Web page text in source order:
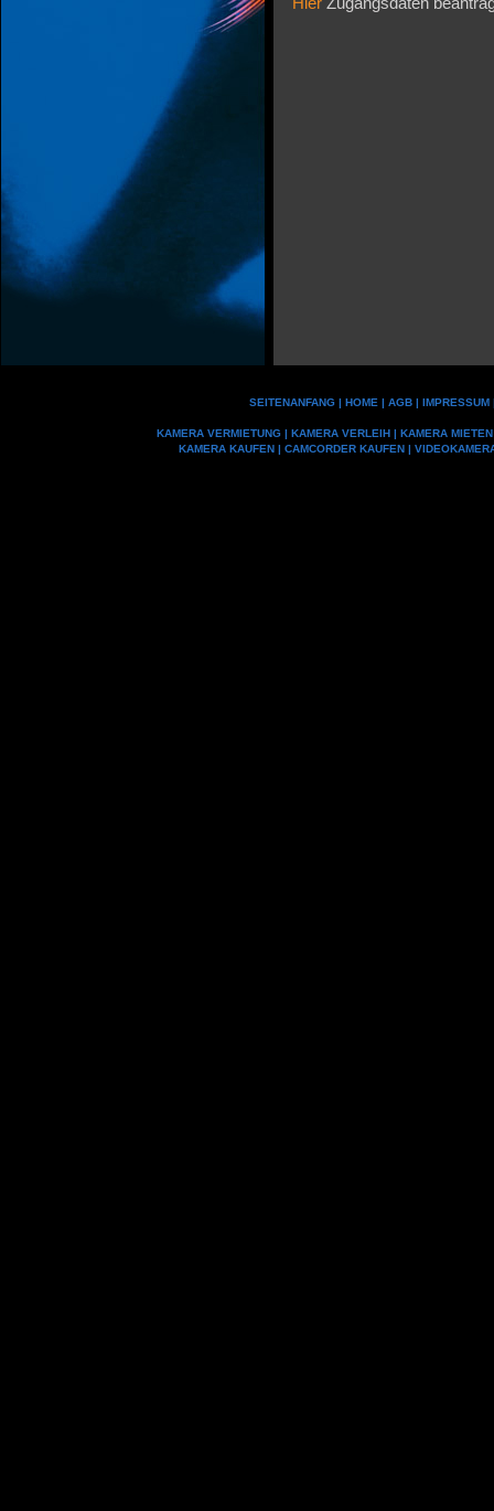
SEITENANFANG| HOME | AGB| IMPRESSUM
KAMERA VERMIETUNG | KAMERA VERLEIH | KAMERA MIETEN
KAMERA KAUFEN | CAMCORDER KAUFEN |